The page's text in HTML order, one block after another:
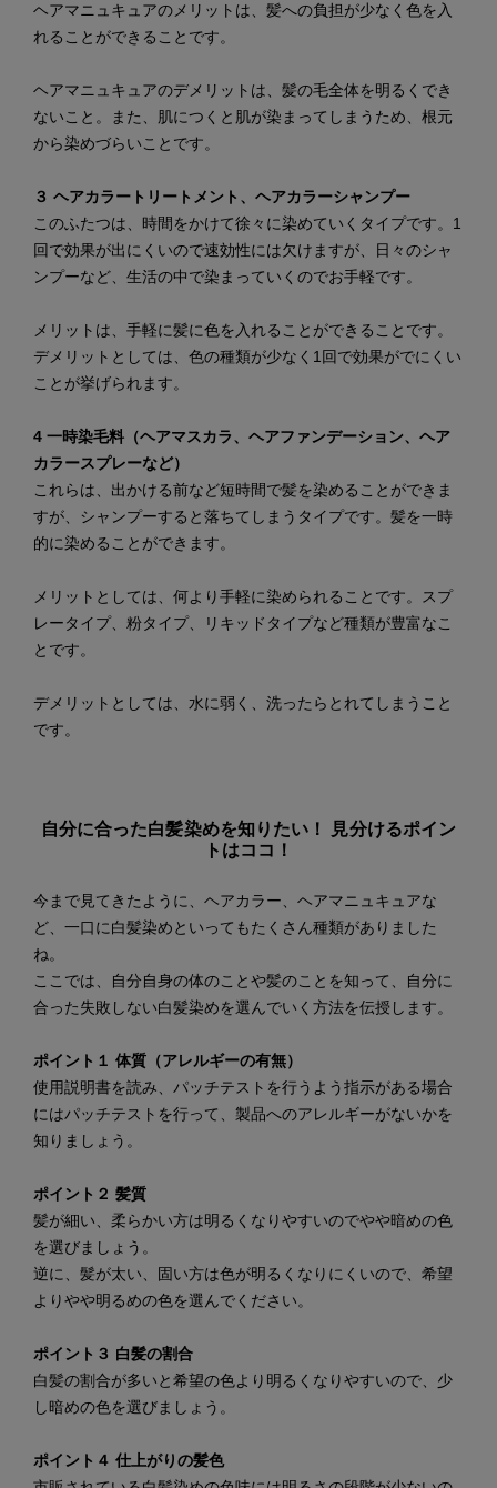
ヘアマニュキュアのメリットは、髪への負担が少なく色を入
れることができることです。
ヘアマニュキュアのデメリットは、髪の毛全体を明るくでき
ないこと。また、肌につくと肌が染まってしまうため、根元
から染めづらいことです。
３ ヘアカラートリートメント、ヘアカラーシャンプー
このふたつは、時間をかけて徐々に染めていくタイプです。1
回で効果が出にくいので速効性には欠けますが、日々のシャ
ンプーなど、生活の中で染まっていくのでお手軽です。
メリットは、手軽に髪に色を入れることができることです。
デメリットとしては、色の種類が少なく1回で効果がでにくい
ことが挙げられます。
4 一時染毛料（ヘアマスカラ、ヘアファンデーション、ヘア
カラースプレーなど）
これらは、出かける前など短時間で髪を染めることができま
すが、シャンプーすると落ちてしまうタイプです。髪を一時
的に染めることができます。
メリットとしては、何より手軽に染められることです。スプ
レータイプ、粉タイプ、リキッドタイプなど種類が豊富なこ
とです。
デメリットとしては、水に弱く、洗ったらとれてしまうこと
です。
自分に合った白髪染めを知りたい！ 見分けるポイン
トはココ！
今まで見てきたように、ヘアカラー、ヘアマニュキュアな
ど、一口に白髪染めといってもたくさん種類がありました
ね。
ここでは、自分自身の体のことや髪のことを知って、自分に
合った失敗しない白髪染めを選んでいく方法を伝授します。
ポイント１ 体質（アレルギーの有無）
使用説明書を読み、パッチテストを行うよう指示がある場合
にはパッチテストを行って、製品へのアレルギーがないかを
知りましょう。
ポイント２ 髪質
髪が細い、柔らかい方は明るくなりやすいのでやや暗めの色
を選びましょう。
逆に、髪が太い、固い方は色が明るくなりにくいので、希望
よりやや明るめの色を選んでください。
ポイント３ 白髪の割合
白髪の割合が多いと希望の色より明るくなりやすいので、少
し暗めの色を選びましょう。
ポイント４ 仕上がりの髪色